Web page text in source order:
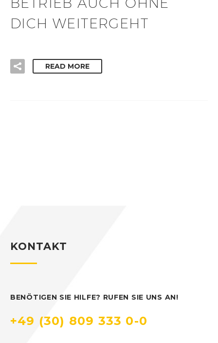
DICH WEITERGEHT
READ MORE
KONTAKT
BENÖTIGEN SIE HILFE? RUFEN SIE UNS AN!
+49 (30) 809 333 0-0